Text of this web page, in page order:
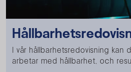
I vår hållbarhetsredovisning kan
arbetar med hållbarhet, och